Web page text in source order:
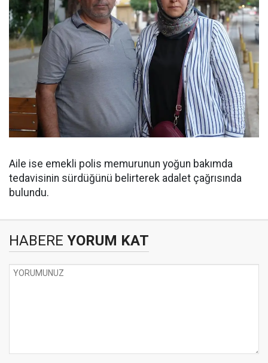
Aile ise emekli polis memurunun yoğun bakımda
tedavisinin sürdüğünü belirterek adalet çağrısında
bulundu.
HABERE YORUM KAT